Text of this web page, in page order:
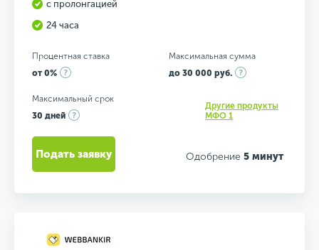
с пролонгацией
24 часа
Процентная ставка
от 0%
Максимальная сумма
до 30 000 руб.
Максимальный срок
30 дней
Другие продукты
МФО 1
Одобрение 5 минут
Подать заявку